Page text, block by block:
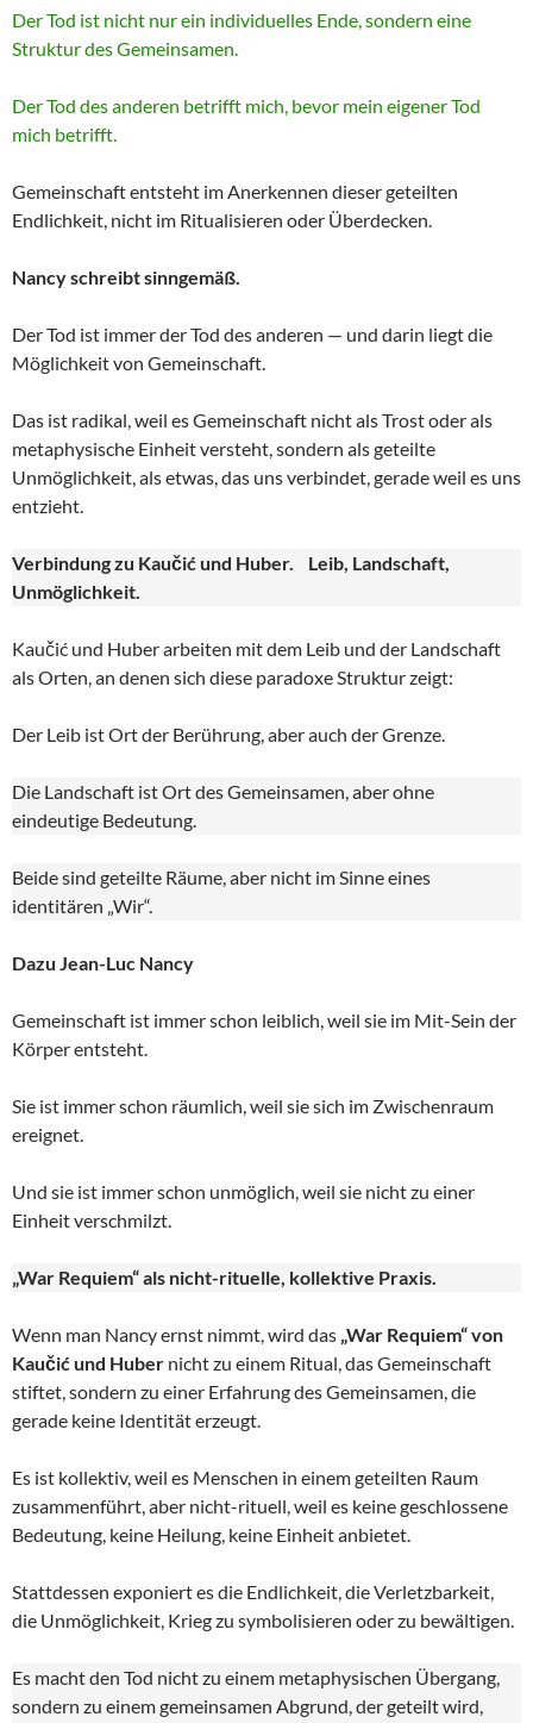
Der Tod ist nicht nur ein individuelles Ende, sondern eine
Struktur des Gemeinsamen.
Der Tod des anderen betrifft mich, bevor mein eigener Tod
mich betrifft.
Gemeinschaft entsteht im Anerkennen dieser geteilten
Endlichkeit, nicht im Ritualisieren oder Überdecken.
Nancy schreibt sinngemäß.
Der Tod ist immer der Tod des anderen — und darin liegt die
Möglichkeit von Gemeinschaft.
Das ist radikal, weil es Gemeinschaft nicht als Trost oder als
metaphysische Einheit versteht, sondern als geteilte
Unmöglichkeit, als etwas, das uns verbindet, gerade weil es uns
entzieht.
Verbindung zu Kaučić und Huber. Leib, Landschaft,
Unmöglichkeit.
Kaučić und Huber arbeiten mit dem Leib und der Landschaft
als Orten, an denen sich diese paradoxe Struktur zeigt:
Der Leib ist Ort der Berührung, aber auch der Grenze.
Die Landschaft ist Ort des Gemeinsamen, aber ohne
eindeutige Bedeutung.
Beide sind geteilte Räume, aber nicht im Sinne eines
identitären „Wir“.
Dazu Jean-Luc Nancy
Gemeinschaft ist immer schon leiblich, weil sie im Mit-Sein der
Körper entsteht.
Sie ist immer schon räumlich, weil sie sich im Zwischenraum
ereignet.
Und sie ist immer schon unmöglich, weil sie nicht zu einer
Einheit verschmilzt.
„War Requiem“ als nicht-rituelle, kollektive Praxis.
Wenn man Nancy ernst nimmt, wird das „War Requiem“ von
Kaučić und Huber nicht zu einem Ritual, das Gemeinschaft
stiftet, sondern zu einer Erfahrung des Gemeinsamen, die
gerade keine Identität erzeugt.
Es ist kollektiv, weil es Menschen in einem geteilten Raum
zusammenführt, aber nicht-rituell, weil es keine geschlossene
Bedeutung, keine Heilung, keine Einheit anbietet.
Stattdessen exponiert es die Endlichkeit, die Verletzbarkeit,
die Unmöglichkeit, Krieg zu symbolisieren oder zu bewältigen.
Es macht den Tod nicht zu einem metaphysischen Übergang,
sondern zu einem gemeinsamen Abgrund, der geteilt wird,